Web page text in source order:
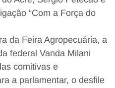
“Com a Força do
da Feira Agropecuária, a
federal Vanda Milani
comitivas e
a parlamentar, o desfile